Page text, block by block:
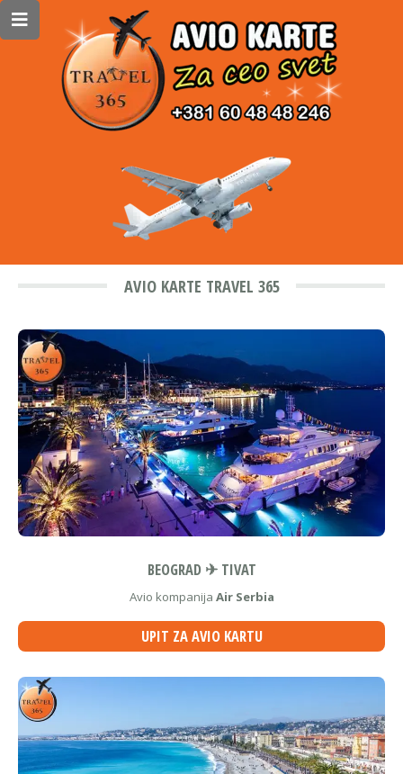
AVIO KARTE TRAVEL 365
BEOGRAD ✈ TIVAT
Avio kompanija Air Serbia
UPIT ZA AVIO KARTU